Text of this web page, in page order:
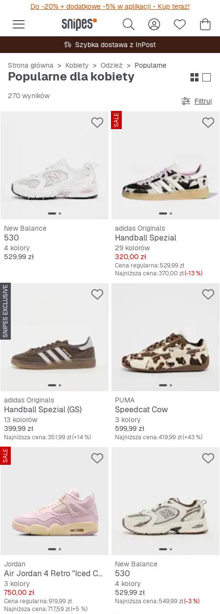
Do -20% + dodatkowe -5% w aplikacji - Kup teraz!
Szybka dostawa z InPost
Strona główna Kobiety Odzież Popularne
Popularne dla kobiety
270 wyników
Filtruj
New Balance
530
4 kolory
Cena
529,99 zł
SALE
adidas Originals
Handball Spezial
29 kolorów
Cena
320,00 zł
Cena regularna:529,99 zł
Najniższa cena:370,00 zł(-13 %)
SNIPES EXCLUSIVE
adidas Originals
Handball Spezial (GS)
13 kolorów
Cena
399,99 zł
Najniższa cena:351,99 zł(+14 %)
PUMA
Speedcat Cow
3 kolory
Cena
599,99 zł
Najniższa cena:419,99 zł(+43 %)
SALE
Jordan
Air Jordan 4 Retro "Iced Carmine"
3 kolory
Cena
750,00 zł
Cena regularna:919,99 zł
Najniższa cena:717,59 zł(+5 %)
New Balance
530
4 kolory
Cena
529,99 zł
Najniższa cena:549,99 zł(-3 %)